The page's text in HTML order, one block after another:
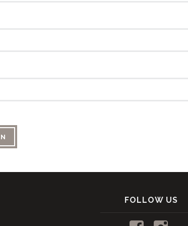
FOLLOW US
Profil